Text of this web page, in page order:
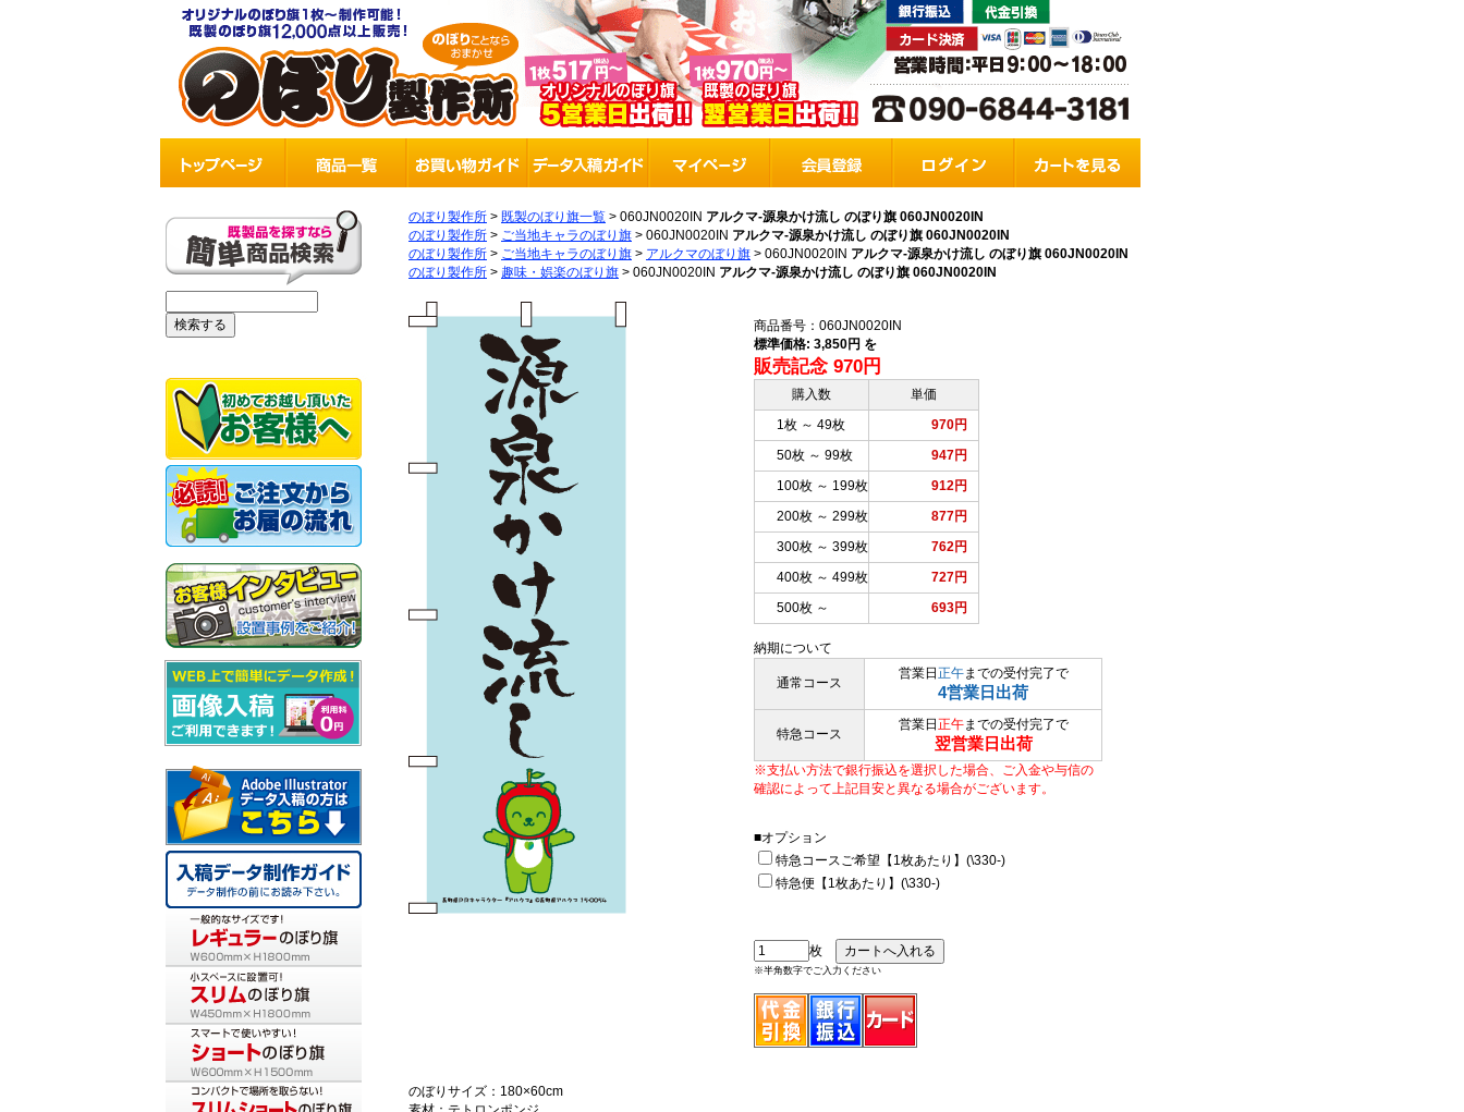
のぼり製作所 > 既製のぼり旗一覧 > 060JN0020IN アルクマ-源泉かけ流し のぼり旗 060JN0020IN
のぼり製作所 > ご当地キャラのぼり旗 > 060JN0020IN アルクマ-源泉かけ流し のぼり旗 060JN0020IN
のぼり製作所 > ご当地キャラのぼり旗 > アルクマのぼり旗 > 060JN0020IN アルクマ-源泉かけ流し のぼり旗 060JN0020IN
のぼり製作所 > 趣味・娯楽のぼり旗 > 060JN0020IN アルクマ-源泉かけ流し のぼり旗 060JN0020IN
商品番号：060JN0020IN
標準価格: 3,850円 を
販売記念 970円
購入数
単価
1枚 ～ 49枚
970円
50枚 ～ 99枚
947円
100枚 ～ 199枚
912円
200枚 ～ 299枚
877円
300枚 ～ 399枚
762円
400枚 ～ 499枚
727円
500枚 ～
693円
納期について
通常コース
営業日 正午までの受付完了で
4営業日出荷
特急コース
営業日 正午までの受付完了で
翌営業日出荷
※支払い方法で銀行振込を選択した場合、ご入金や与信の
確認によって上記目安と異なる場合がございます。
■オプション
特急コースご希望【1枚あたり】(\330-)
特急便【1枚あたり】(\330-)
枚
※半角数字でご入力ください
のぼりサイズ：180×60cm